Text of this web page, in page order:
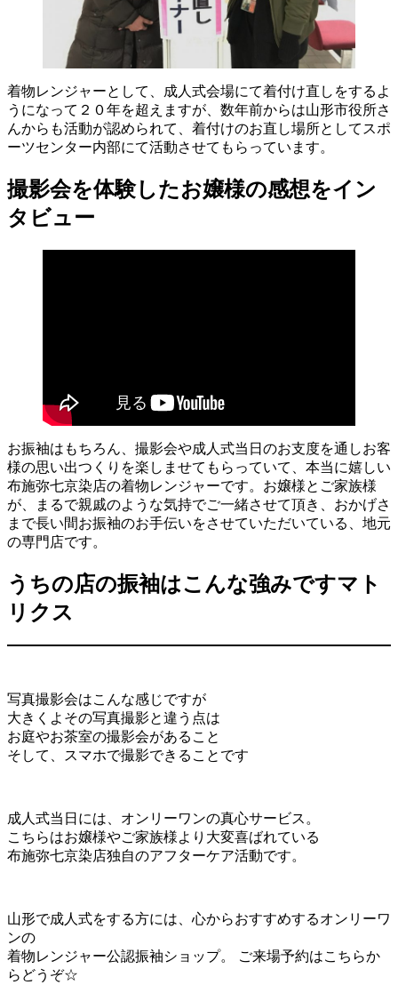
着物レンジャーとして、成人式会場にて着付け直しをするよ
うになって２０年を超えますが、数年前からは山形市役所さ
んからも活動が認められて、着付けのお直し場所としてスポ
ーツセンター内部にて活動させてもらっています。
撮影会を体験したお嬢様の感想をイン
タビュー
お振袖はもちろん、撮影会や成人式当日のお支度を通しお客
様の思い出つくりを楽しませてもらっていて、本当に嬉しい
布施弥七京染店の着物レンジャーです。お嬢様とご家族様
が、まるで親戚のような気持でご一緒させて頂き、おかげさ
まで長い間お振袖のお手伝いをさせていただいている、地元
の専門店です。
うちの店の振袖はこんな強みですマト
リクス
写真撮影会はこんな感じですが
大きくよその写真撮影と違う点は
お庭やお茶室の撮影会があること
そして、スマホで撮影できることです
成人式当日には、オンリーワンの真心サービス。
こちらはお嬢様やご家族様より大変喜ばれている
布施弥七京染店独自のアフターケア活動です。
山形で成人式をする方には、心からおすすめするオンリーワ
ンの
着物レンジャー公認振袖ショップ。 ご来場予約はこちらか
らどうぞ☆